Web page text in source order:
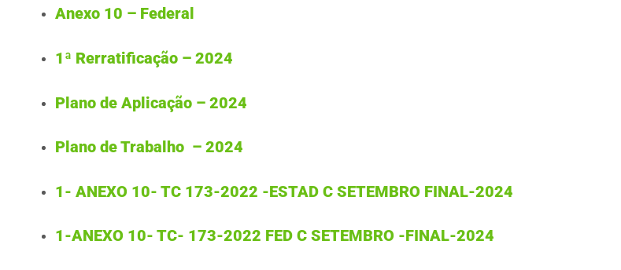
Anexo 10 – Federal
1ª Rerratificação – 2024
Plano de Aplicação – 2024
Plano de Trabalho – 2024
1- ANEXO 10- TC 173-2022 -ESTAD C SETEMBRO FINAL-2024
1-ANEXO 10- TC- 173-2022 FED C SETEMBRO -FINAL-2024